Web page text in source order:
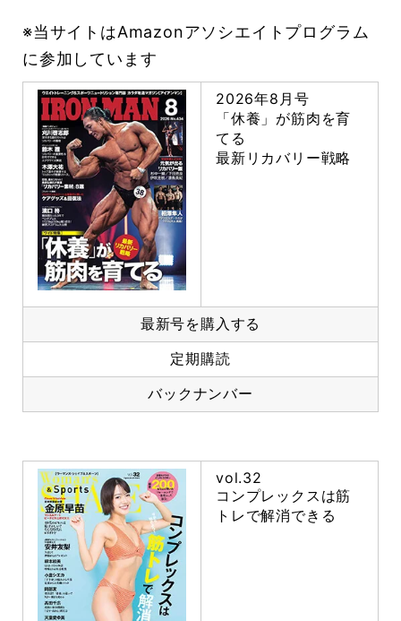
※当サイトはAmazonアソシエイトプログラム
に参加しています
2026年8月号
「休養」が筋肉を育
てる
最新リカバリー戦略
最新号を購入する
定期購読
バックナンバー
vol.32
コンプレックスは筋
トレで解消できる